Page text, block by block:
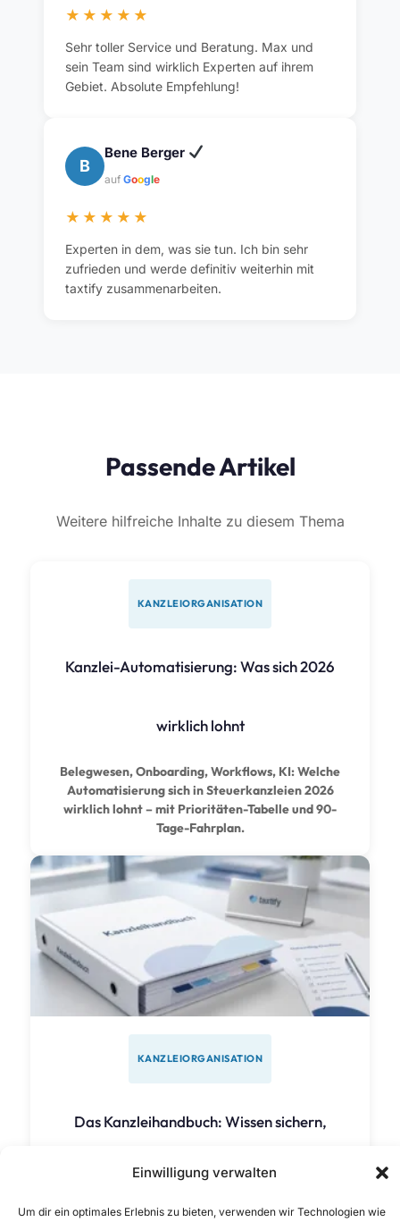
Einwilligung verwalten
Um dir ein optimales Erlebnis zu bieten, verwenden wir Technologien wie
★★★★★
Sehr toller Service und Beratung. Max und
sein Team sind wirklich Experten auf ihrem
Gebiet. Absolute Empfehlung!
B
Bene Berger
auf Google
★★★★★
Experten in dem, was sie tun. Ich bin sehr
zufrieden und werde definitiv weiterhin mit
taxtify zusammenarbeiten.
Passende Artikel
Weitere hilfreiche Inhalte zu diesem Thema
KANZLEIORGANISATION
Kanzlei-Automatisierung: Was sich 2026
wirklich lohnt
Belegwesen, Onboarding, Workflows, KI: Welche
Automatisierung sich in Steuerkanzleien 2026
wirklich lohnt – mit Prioritäten-Tabelle und 90-
Tage-Fahrplan.
KANZLEIORGANISATION
Das Kanzleihandbuch: Wissen sichern,
Onboarding beschleunigen, Kanzleiwert